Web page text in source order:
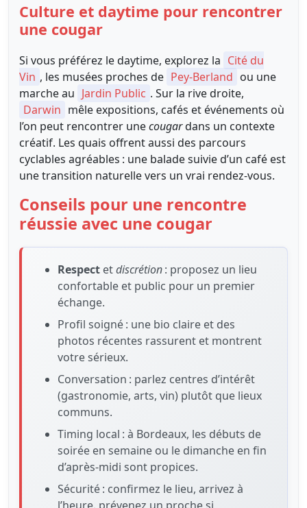
Culture et daytime pour rencontrer
une cougar
Si vous préférez le daytime, explorez la Cité du
Vin , les musées proches de Pey-Berland ou une
marche au Jardin Public . Sur la rive droite,
Darwin mêle expositions, cafés et événements où
l’on peut rencontrer unecougardans un contexte
créatif. Les quais offrent aussi des parcours
cyclables agréables : une balade suivie d’un café est
une transition naturelle vers un vrai rendez-vous.
Conseils pour une rencontre
réussie avec une cougar
Respect etdiscrétion: proposez un lieu
confortable et public pour un premier
échange.
Profil soigné : une bio claire et des
photos récentes rassurent et montrent
votre sérieux.
Conversation : parlez centres d’intérêt
(gastronomie, arts, vin) plutôt que lieux
communs.
Timing local : à Bordeaux, les débuts de
soirée en semaine ou le dimanche en fin
d’après-midi sont propices.
Sécurité : confirmez le lieu, arrivez à
l’heure, prévenez un proche si